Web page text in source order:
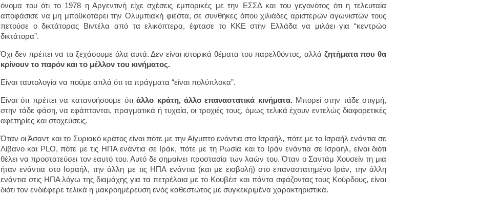
όνομα του ότι το 1978 η Αργεντινή είχε σχέσεις εμπορικές με την ΕΣΣΔ και του γεγονότος ότι η τελευταία
αποφάσισε να μη μποϋκοτάρει την Ολυμπιακή φιέστα, σε συνθήκες όπου χιλιάδες αριστερών αγωνιστών τους
πετούσε ο δικτάτορας Βιντέλα από τα ελικόπτερα, έφτασε το ΚΚΕ στην Ελλάδα να μιλάει για “κεντρώο
δικτάτορα”.
Όχι δεν πρέπει να τα ξεχάσουμε όλα αυτά. Δεν είναι ιστορικά θέματα του παρελθόντος, αλλά ζητήματα που θα
κρίνουν το παρόν και το μέλλον του κινήματος.
Είναι ταυτολογία να πούμε απλά ότι τα πράγματα “είναι πολύπλοκα”.
Είναι ότι πρέπει να κατανοήσουμε ότιάλλο κράτη, άλλο επαναστατικά κινήματα.Μπορεί στην τάδε στιγμή,
στην τάδε φάση, να εφάπτονται, πραγματικά ή τυχαία, οι τροχιές τους, όμως τελικά έχουν εντελώς διαφορετικές
αφετηρίες και στοχεύσεις.
Όταν οι Άσαντ και το Συριακό κράτος είναι πότε με την Αίγυπτο ενάντια στο Ισραήλ, πότε με το Ισραήλ ενάντια σε
Λίβανο και PLO, πότε με τις ΗΠΑ ενάντια σε Ιράκ, πότε με τη Ρωσία και το Ιράν ενάντια σε Ισραήλ, είναι διότι
θέλει να προστατεύσει τον εαυτό του. Αυτό δε σημαίνει προστασία των λαών του. Όταν ο Σαντάμ Χουσείν τη μια
ήταν ενάντια στο Ισραήλ, την άλλη με τις ΗΠΑ ενάντια (και με εισβολή) στο επαναστατημένο Ιράν, την άλλη
ενάντια στις ΗΠΑ λόγω της διαμάχης για τα πετρέλαια με το Κουβέιτ και πάντα σφάζοντας τους Κούρδους, είναι
διότι τον ενδιέφερε τελικά η μακροημέρευση ενός καθεστώτος με συγκεκριμένα χαρακτηριστικά.